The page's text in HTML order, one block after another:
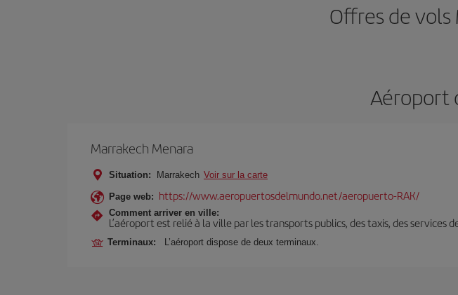
Offres de
Aéroport
Marrakech Menara
Situation: Marrakech Voir sur la carte
Page web: https://www.aeropuertosdelmundo.net/aeropuerto-RAK/
Comment arriver en ville:
L’aéroport est relié à la ville par les transports publics, des taxis, des
Terminaux: L’aéroport dispose de deux terminaux.